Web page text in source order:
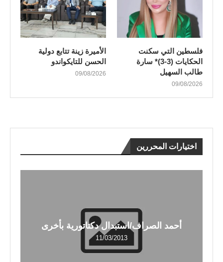
فلسطين التي سكنت
الحكايات (3-3)* سارة
طالب السهيل
09/08/2026
الأميرة زينة تتابع دولية
الحسن للتايكواندو
09/08/2026
اختيارات المحررين
أحمد الصراف/استبدال دكتاتورية بأخرى
11/03/2013